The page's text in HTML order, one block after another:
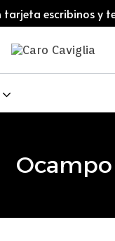
tarjeta escribinos y
Ocampo